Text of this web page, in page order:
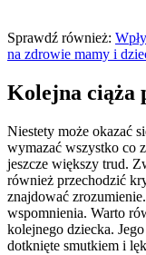
Sprawdź również:
na zdrowie mamy i
Kolejna ciąża
Niestety może okazać
wymazać wszystko co
jeszcze większy trud.
również przechodzić
znajdować
wspomnienia. Warto
kolejnego dziecka.
dotknięte smutkiem i